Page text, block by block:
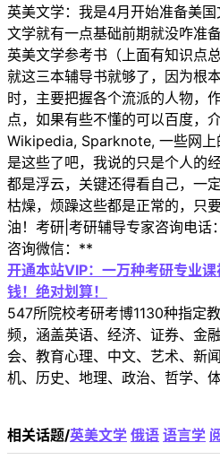
英美文学：我是4月开始准备美
文学就有一点基础前期就没咋准
英美文学参考书（上面有知识点
就这三本辅导书就够了，因为根
时，主要把握各个流派的人物，
点，如果有些不懂的可以百度，
Wikipedia, Sparknote, 一些网
是这些了吧，我说的只是个人的
都是浮云，关键还得看自己，一
枯燥，烦躁这些都是正常的，只
油！考研|考研辅导专家咨询电话
咨询微信：**
开通本站VIP：一万种考研专业
钱！绝对划算！
547所院校考研考博1130种指定
频，涵盖英语、经济、证券、金
会、教育心理、中文、艺术、新
机、历史、地理、政治、哲学、
相关话题/英美文学 俄语 语言学